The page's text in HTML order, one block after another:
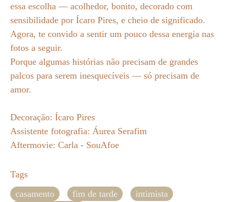
essa escolha — acolhedor, bonito, decorado com
sensibilidade por Ícaro Pires, e cheio de significado.
Agora, te convido a sentir um pouco dessa energia nas
fotos a seguir.
Porque algumas histórias não precisam de grandes
palcos para serem inesquecíveis — só precisam de
amor.
Decoração: Ícaro Pires
Assistente fotografia: Áurea Serafim
Aftermovie: Carla - SouAfoe
Tags
casamento
fim de tarde
intimista